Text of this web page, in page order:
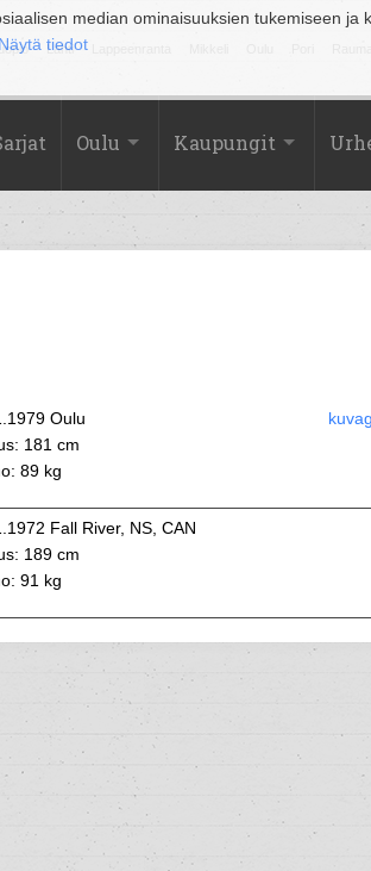
median ominaisuuksien tukemiseen
Näytä tiedot
Lahti
Oulu Kaupungit
Oulu
181 cm
89 kg
Fall River, NS, CAN
189 cm
91 kg